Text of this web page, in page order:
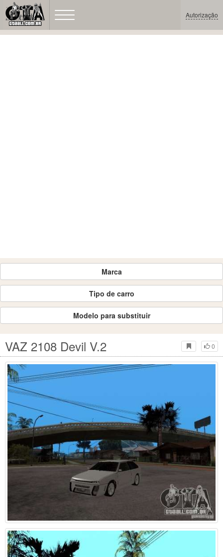
Autorização
Marca
Tipo de carro
Modelo para substituir
0
VAZ 2108 Devil V.2